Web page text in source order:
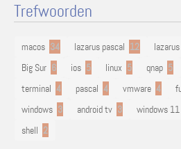
Trefwoorden
macos 34 lazarus pascal 12 lazarus
Big Sur 6 ios 5 linux 5 qnap 5
terminal 4 pascal 4 vmware 4
windows 3 android tv 3 windows 11
shell 2